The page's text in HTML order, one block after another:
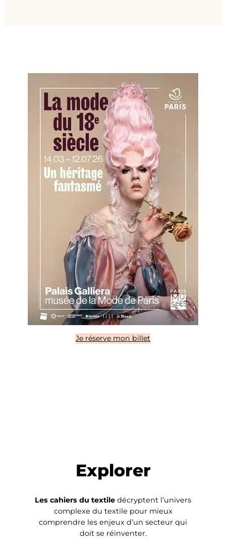
Je réserve mon billet
Explorer
Les cahiers du textile décryptent l’univers
complexe du textile pour mieux
comprendre les enjeux d’un secteur qui
doit se réinventer.